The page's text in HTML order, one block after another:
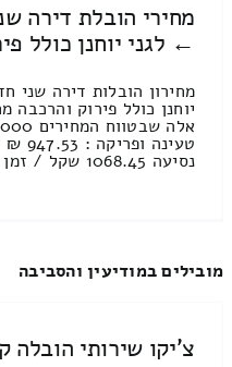
מחירי הובלת דירה
← לגני יוחנן כולל
מחירון הובלות דירה שני
נסיעה 1068.45 שקל / זמן נסיעה בין ערים [...]
מובילים במודיעין והסביבה
צ'יקו שירותי הובלה